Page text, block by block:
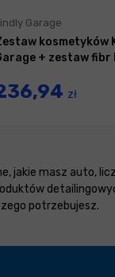
Garage
kosmetyków
+ zestaw fibr
zł
jakie masz auto,
potrzebujesz.